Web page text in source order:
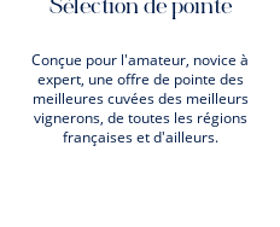
Sélection de pointe
Conçue pour l'amateur, novice à
expert, une offre de pointe des
meilleures cuvées des meilleurs
vignerons, de toutes les régions
françaises et d'ailleurs.